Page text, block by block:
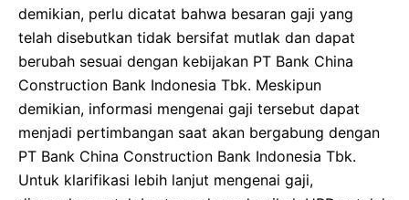
demikian, perlu dicatat bahwa besaran gaji yang
telah disebutkan tidak bersifat mutlak dan dapat
berubah sesuai dengan kebijakan PT Bank China
Construction Bank Indonesia Tbk. Meskipun
demikian, informasi mengenai gaji tersebut dapat
menjadi pertimbangan saat akan bergabung dengan
PT Bank China Construction Bank Indonesia Tbk.
Untuk klarifikasi lebih lanjut mengenai gaji,